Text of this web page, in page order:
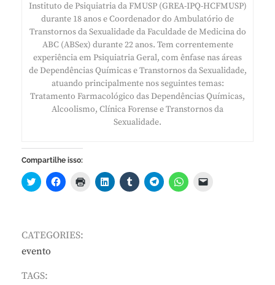
Instituto de Psiquiatria da FMUSP (GREA-IPQ-HCFMUSP)
durante 18 anos e Coordenador do Ambulatório de
Transtornos da Sexualidade da Faculdade de Medicina do
ABC (ABSex) durante 22 anos. Tem correntemente
experiência em Psiquiatria Geral, com ênfase nas áreas
de Dependências Químicas e Transtornos da Sexualidade,
atuando principalmente nos seguintes temas:
Tratamento Farmacológico das Dependências Químicas,
Alcoolismo, Clínica Forense e Transtornos da
Sexualidade.
Compartilhe isso:
CATEGORIES:
evento
TAGS: